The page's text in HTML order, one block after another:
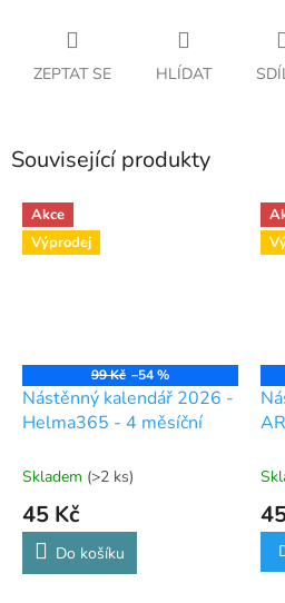
ZEPTAT SE HLÍDAT
Související produkty
Akce
Výprodej
99 Kč –54 %
Nástěnný kalendář 2026 -
Helma365 - 4 měsíční
Skladem (>2 ks)
45 Kč
Do košíku